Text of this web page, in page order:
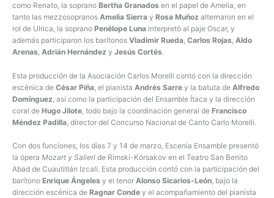
como Renato, la soprano Bertha Granados en el papel de Amelia, en
tanto las mezzosopranos Amelia Sierra y Rosa Muñoz alternaron en el
rol de Ulrica, la soprano Penélope Luna interpretó al paje Oscar, y
además participaron los barítonos Vladimir Rueda, Carlos Rojas, Aldo
Arenas, Adrián Hernández y Jesús Cortés.
Esta producción de la Asociación Carlos Morelli contó con la dirección
escénica de César Piña , el pianista Andrés Sarre y la batuta de Alfredo
Domínguez , así como la participación del Ensamble Ítaca y la dirección
coral de Hugo Jilote , todo bajo la coordinación general de Francisco
Méndez Padilla , director del Concurso Nacional de Canto Carlo Morelli.
Con dos funciones, los días 7 y 14 de marzo, Escenia Ensamble presentó
la ópera Mozart y Salieri de Rimski-Kórsakov en el Teatro San Benito
Abad de Cuautitlán Izcali. Esta producción contó con la participación del
barítono Enrique Ángeles y el tenor Alonso Sicarios-León , bajo la
dirección escénica de Ragnar Conde y el acompañamiento del pianista